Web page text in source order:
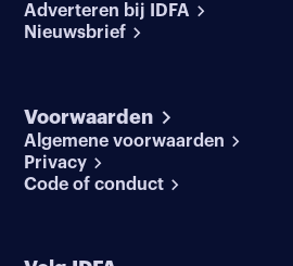
Adverteren bij IDFA
Nieuwsbrief
Voorwaarden
Algemene voorwaarden
Privacy
Code of conduct